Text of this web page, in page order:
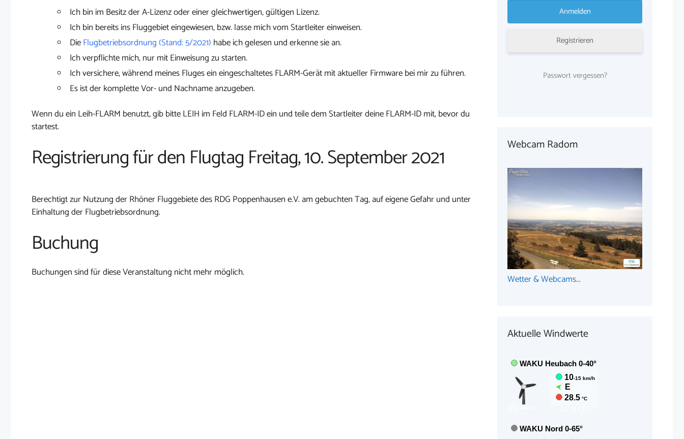
Ich bin im Besitz der A-Lizenz oder einer gleichwertigen, gültigen Lizenz.
Ich bin bereits ins Fluggebiet eingewiesen, bzw. lasse mich vom Startleiter einweisen.
DieFlugbetriebsordnung (Stand: 5/2021) habe ich gelesen und erkenne sie an.
Ich verpflichte mich, nur mit Einweisung zu starten.
Ich versichere, während meines Fluges ein eingeschaltetes FLARM-Gerät mit aktueller Firmware bei mir zu führen.
Es ist der komplette Vor- und Nachname anzugeben.
Wenn du ein Leih-FLARM benutzt, gib bitte LEIH im Feld FLARM-ID ein und teile dem Startleiter deine FLARM-ID mit, bevor du
startest.
Registrierung für den Flugtag Freitag, 10. September 2021
Berechtigt zur Nutzung der Rhöner Fluggebiete des RDG Poppenhausen e.V. am gebuchten Tag, auf eigene Gefahr und unter
Einhaltung der Flugbetriebsordnung.
Buchung
Buchungen sind für diese Veranstaltung nicht mehr möglich.
Registrieren
Passwort vergessen?
Webcam Radom
Wetter & Webcams...
Aktuelle Windwerte